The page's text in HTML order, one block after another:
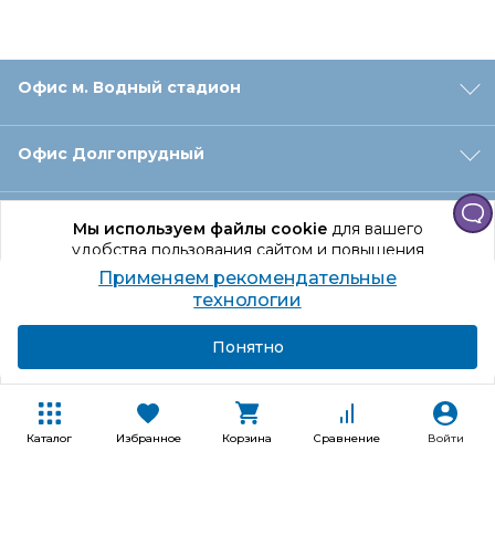
Каталог Избранное Корзина Сравнение Войти
Мы используем файлы cookieдля вашего
удобства пользования сайтом и повышения
качества рекомендаций.
Продолжая использование сайта, вы даете
согласие на обработку персональных данных
Офис м. Водный стадион
Офис Долгопрудный
Офис Санкт‑Петербург
Оформление заказа
Покупателям
Применяем рекомендательные
технологии
Понятно